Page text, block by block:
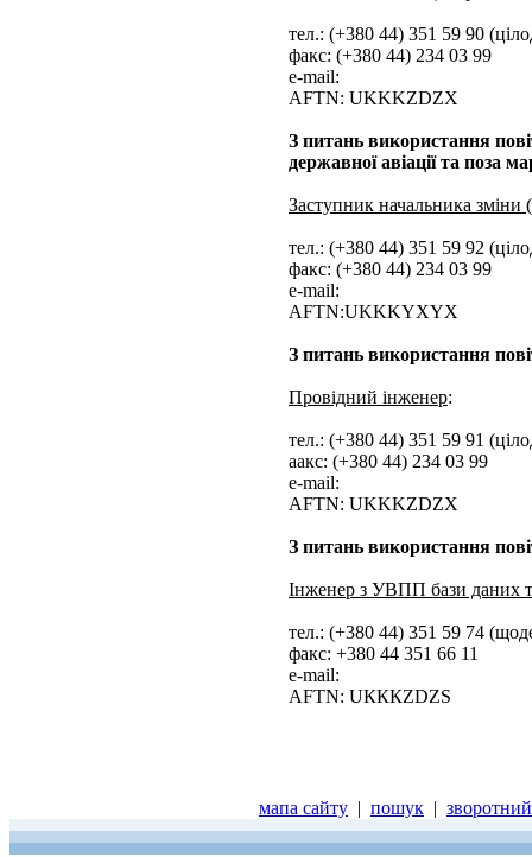
тел.: (+380 44) 351 59 90
факс: (+380 44) 234 03 99
e-mail:
AFTN: UKKKZDZX
З питань використання
державної авіації та поза
Заступник начальника зміни
тел.: (+380 44) 351 59 92
факс: (+380 44) 234 03 99
e-mail:
AFTN:UKKKYXYX
З питань використання
Провідний інженер:
тел.: (+380 44) 351 59 91
aакс: (+380 44) 234 03 99
e-mail:
AFTN: UKKKZDZX
З питань використання
Інженер з УВПП бази даних
тел.: (+380 44) 351 59 74
факс: +380 44 351 66 11
е-mail:
AFTN: UКККZDZS
мапа сайту | пошук |